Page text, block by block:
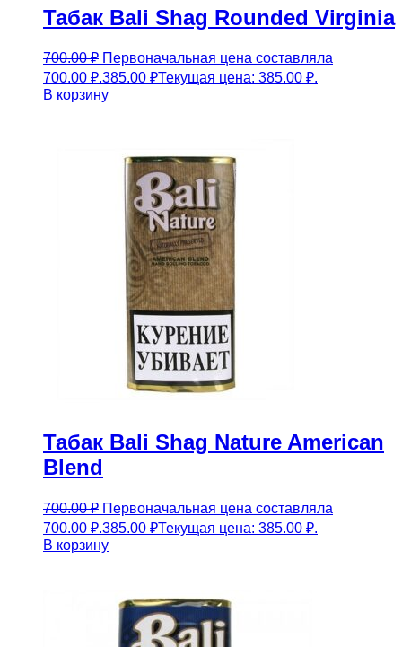
Табак Bali Shag Rounded Virginia
700.00₽ Первоначальная цена составляла
700.00 ₽.385.00 ₽Текущая цена: 385.00 ₽.
В корзину
Табак Bali Shag Nature American
Blend
700.00₽ Первоначальная цена составляла
700.00 ₽.385.00 ₽Текущая цена: 385.00 ₽.
В корзину